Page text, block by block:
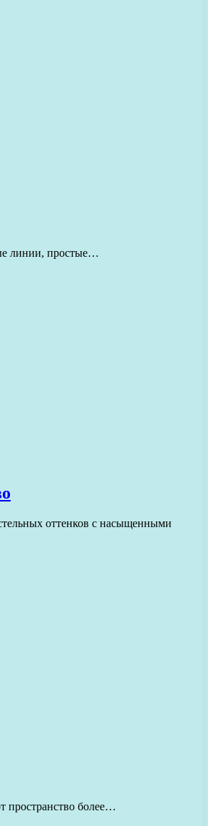
линии, простые…
оттенков с насыщенными
пространство более…